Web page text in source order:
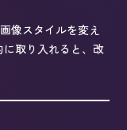
像スタイルを変え
取り入れると、改